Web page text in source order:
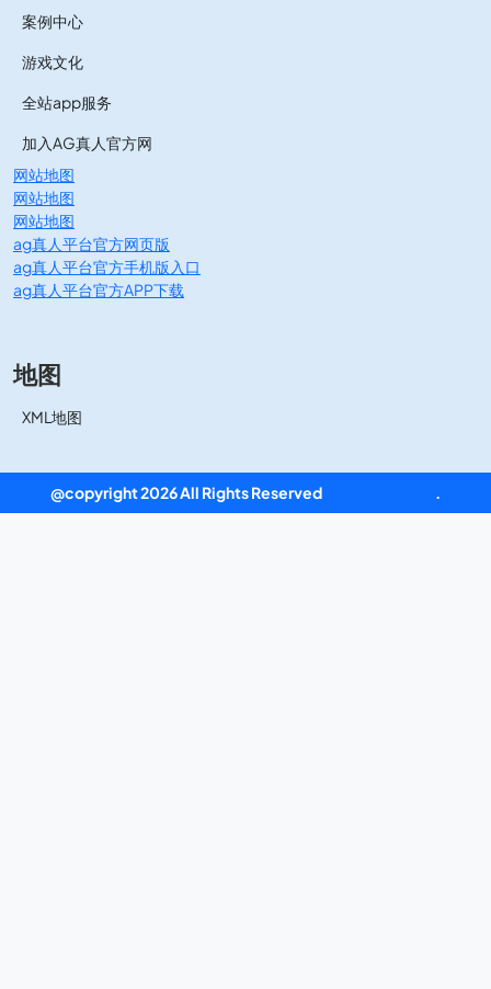
案例中心
游戏文化
全站app服务
加入AG真人官方网
网站地图
网站地图
网站地图
ag真人平台官方网页版
ag真人平台官方手机版入口
ag真人平台官方APP下载
地图
XML地图
@copyright 2026 All Rights Reserved .